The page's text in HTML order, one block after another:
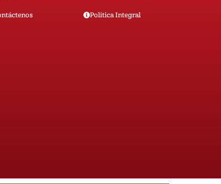
Politica Integral